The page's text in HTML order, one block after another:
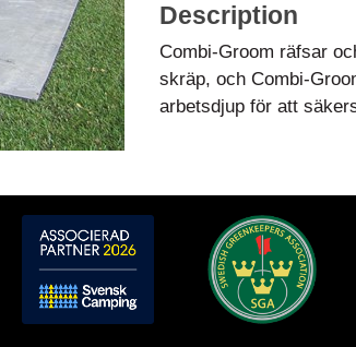
Description
Combi-Groom räfsar
skräp, och Combi-
arbetsdjup för att